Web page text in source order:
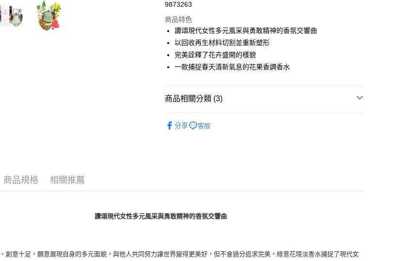
運送方式
付款後全家取貨
每筆NT$80，滿NT$1,000(含以上)免運費
每筆NT$100，滿NT$1,000(含以上)免運費
付款後7-11取貨
9873263
商品特色
讚頌現代女性多元風采與勇敢精神的香氛交響曲
以回收再生材料切割並重新塑形
完美詮釋了花卉盛開的樣貌
一款捕捉春天清新氣息的花果香調香水
商品相關分類 (3)
分享 客服
商品規格 相關推薦
讚頌現代女性多元風采與勇敢精神的香氛交響曲
創意十足，願意展現自身的多元面貌，與他人共同努力讓世界變得更美好，但不會過分追求完美，綠意花境淡香水捕捉了現代女